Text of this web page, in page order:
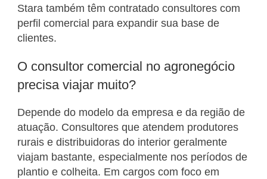
Stara também têm contratado consultores com
perfil comercial para expandir sua base de
clientes.
O consultor comercial no agronegócio
precisa viajar muito?
Depende do modelo da empresa e da região de
atuação. Consultores que atendem produtores
rurais e distribuidoras do interior geralmente
viajam bastante, especialmente nos períodos de
plantio e colheita. Em cargos com foco em